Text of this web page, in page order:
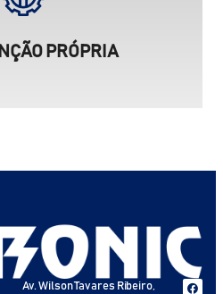
PRÓPRIA
Av. Wilson Tavares Ribeiro,